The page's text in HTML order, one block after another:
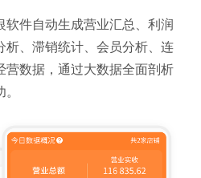
软件自动生成营业汇总、利润
析、滞销统计、会员分析、连
营数据，通过大数据全面剖析